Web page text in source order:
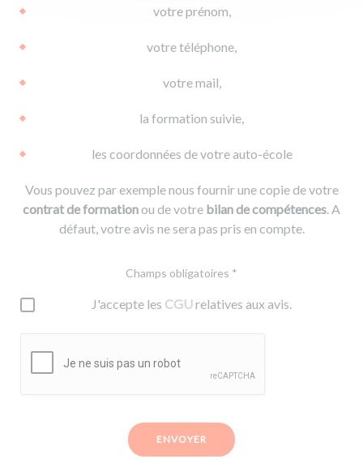
votre prénom,
votre téléphone,
votre mail,
la formation suivie,
les coordonnées de votre auto-école
Vous pouvez par exemple nous fournir une copie de votre
contrat de formationou de votre bilan de compétences. A
défaut, votre avis ne sera pas pris en compte.
Champs obligatoires *
J'accepte les CGUrelatives aux avis.
ENVOYER